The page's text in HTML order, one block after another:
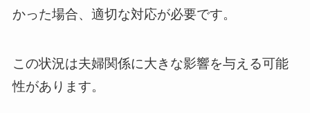
かった場合、適切な対応が必要です。
この状況は夫婦関係に大きな影響を与える可能
性があります。